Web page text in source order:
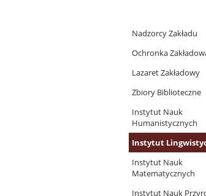
Pracownicy
Nadzorcy Zakładu
Ochronka
Lazaret Zakładowy
Zbiory Biblioteczne
Instytut Nauk
Humanistycznych
Instytut
Instytut Nauk
Matematycznych
Instytut Nauk